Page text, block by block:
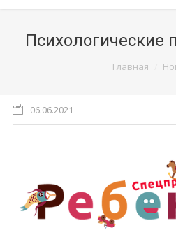
ПРАВИЛА
КОНТАКТЫ
Главная
06.06.2021